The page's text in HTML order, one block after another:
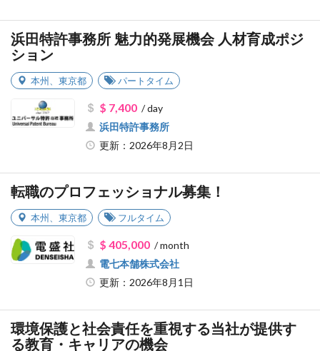
浜田特許事務所 魅力的発展機会 人材育成ポジ
ション
本州 東京都 パートタイム
$ 7,400/ day
浜田特許事務所
更新：2026年8月2日
転職のプロフェッショナル募集！
本州 東京都 フルタイム
$ 405,000/ month
電七本舗株式会社
更新：2026年8月1日
環境保護と社会責任を重視する当社が提供す
る教育・キャリアの機会